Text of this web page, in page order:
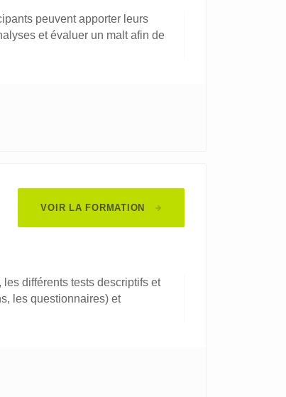
peuvent apporter leurs
et évaluer un malt afin de
VOIR LA FORMATION
les différents tests descriptifs et
les questionnaires) et